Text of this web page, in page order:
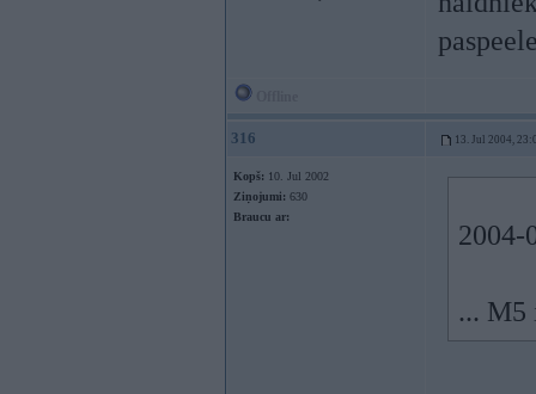
316 13. Jul 2004,
Kopš: 10. Jul 2002
Ziņojumi: 630
Braucu ar:
2004-
... M5